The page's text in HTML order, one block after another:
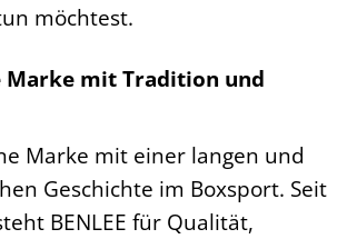
möchtest.
Marke mit Tradition und
Marke mit einer langen und
Geschichte im Boxsport. Seit
BENLEE für Qualität,